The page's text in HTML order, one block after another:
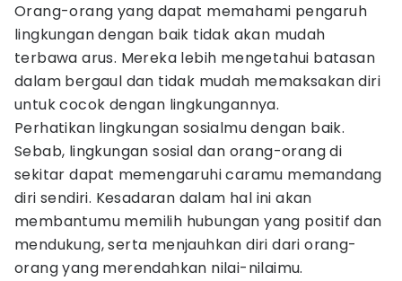
Orang-orang yang dapat memahami pengaruh
lingkungan dengan baik tidak akan mudah
terbawa arus. Mereka lebih mengetahui batasan
dalam bergaul dan tidak mudah memaksakan diri
untuk cocok dengan lingkungannya.
Perhatikan lingkungan sosialmu dengan baik.
Sebab, lingkungan sosial dan orang-orang di
sekitar dapat memengaruhi caramu memandang
diri sendiri. Kesadaran dalam hal ini akan
membantumu memilih hubungan yang positif dan
mendukung, serta menjauhkan diri dari orang-
orang yang merendahkan nilai-nilaimu.